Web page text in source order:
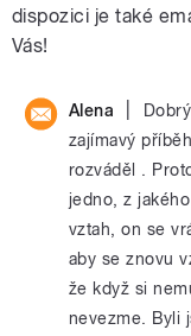
dispozici je také
Vás!
Alena
zajímavý
rozváděl .
jedno, z
vztah, on se
aby se znovu
že když si
nevezme. Byli